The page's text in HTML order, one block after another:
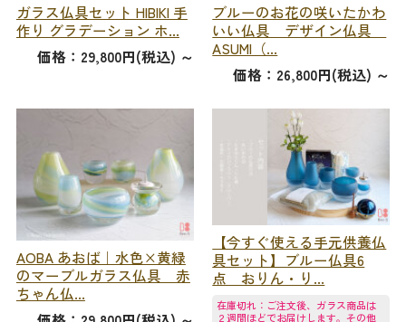
ガラス仏具セット HIBIKI 手
作り グラデーション ホ...
価格：29,800円(税込) ～
ブルーのお花の咲いたかわ
いい仏具 デザイン仏具
ASUMI（...
価格：26,800円(税込) ～
AOBA あおば｜水色×黄緑
のマーブルガラス仏具 赤
ちゃん仏...
【今すぐ使える手元供養仏
具セット】ブルー仏具6
点 おりん・り...
在庫切れ：ご注文後、ガラス商品は
２週間ほどでお届けします。その他